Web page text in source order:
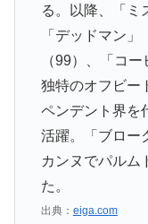
る。以降、「ミ
「デッドマン」
（99）、「コ
独特のオフビー
ペンデント界を
活躍。「ブロー
カンヌでパルム
た。
出典： eiga.com